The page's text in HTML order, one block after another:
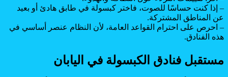
– إذا كنت حساسًا للصوت، فاختر كبسولة في طابق هادئ أو بعيد
عن المناطق المشتركة.
– احرص على احترام القواعد العامة، لأن النظام عنصر أساسي في
هذه الفنادق.
مستقبل فنادق الكبسولة في اليابان